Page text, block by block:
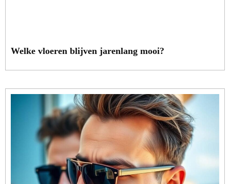
Welke vloeren blijven jarenlang mooi?